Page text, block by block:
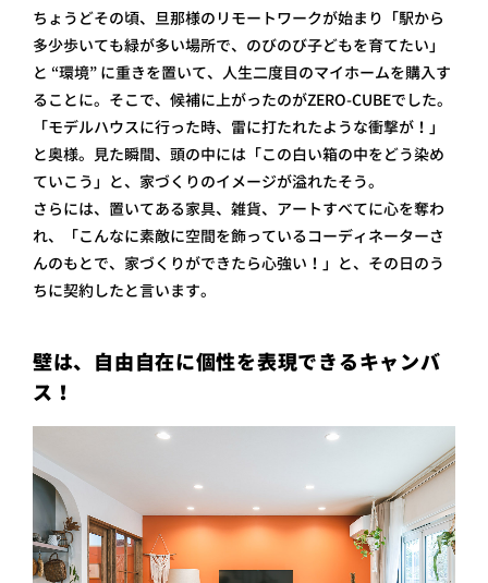
ちょうどその頃、旦那様のリモートワークが始まり「駅から
多少歩いても緑が多い場所で、のびのび子どもを育てたい」
と “環境” に重きを置いて、人生二度目のマイホームを購入す
ることに。そこで、候補に上がったのがZERO-CUBEでした。
「モデルハウスに行った時、雷に打たれたような衝撃が！」
と奥様。見た瞬間、頭の中には「この白い箱の中をどう染め
ていこう」と、家づくりのイメージが溢れたそう。
さらには、置いてある家具、雑貨、アートすべてに心を奪わ
れ、「こんなに素敵に空間を飾っているコーディネーターさ
んのもとで、家づくりができたら心強い！」と、その日のう
ちに契約したと言います。
壁は、自由自在に個性を表現できるキャンバ
ス！